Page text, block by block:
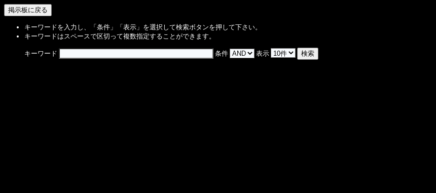
キーワードを入力し、「条件」「表示」を選択して検索ボタンを押して下さい。
キーワードはスペースで区切って複数指定することができます。
キーワード 条件 表示